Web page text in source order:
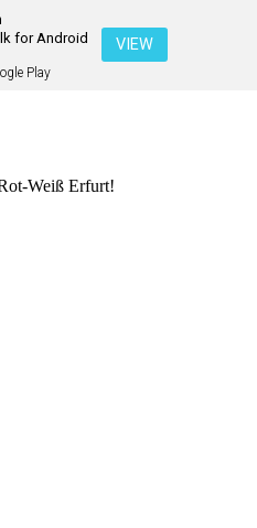
for Android
Play
VIEW
Weiß Erfurt!